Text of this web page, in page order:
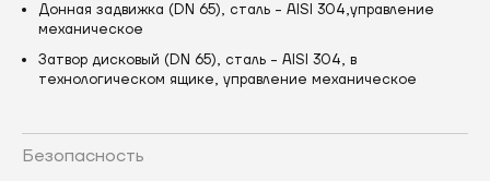
Донная задвижка (DN 65), сталь - AISI 304,управление
механическое
Затвор дисковый (DN 65), сталь - AISI 304, в
технологическом ящике, управление механическое
Безопасность